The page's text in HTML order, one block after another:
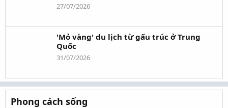
27/07/2026
'Mỏ vàng' du lịch từ gấu trúc ở Trung
Quốc
31/07/2026
Phong cách sống